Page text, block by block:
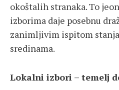
okoštalih stranaka. To
izborima daje posebnu
zanimljivim ispitom
sredinama.
Lokalni izbori – temelj